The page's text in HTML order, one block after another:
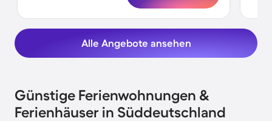
Alle Angebote ansehen
Günstige Ferienwohnungen &
Ferienhäuser in Süddeutschland